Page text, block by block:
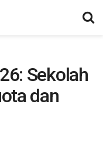
Sekolah
dan